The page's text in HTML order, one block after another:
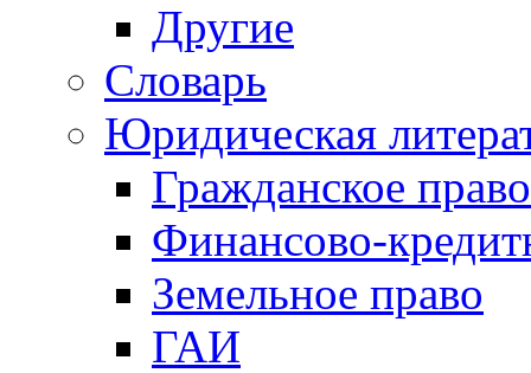
Другие
Словарь
Юридическая
Гражданское право
Финансово-
Земельное право
ГАИ